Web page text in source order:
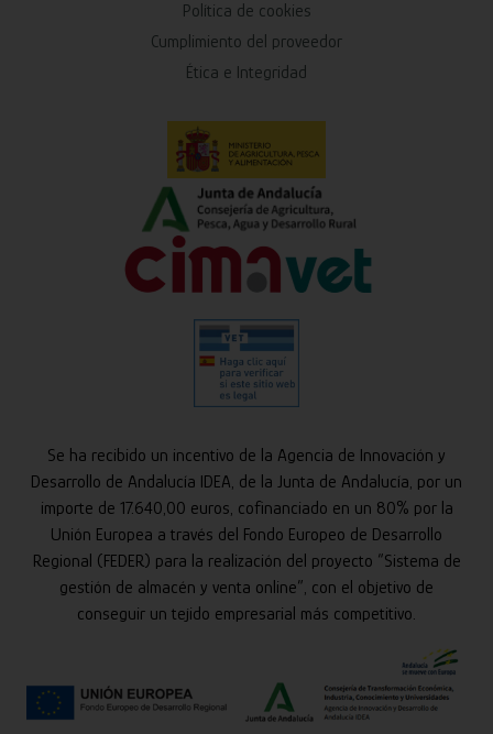
Política de cookies
Cumplimiento del proveedor
Ética e Integridad
Se ha recibido un incentivo de la Agencia de Innovación y
Desarrollo de Andalucía IDEA, de la Junta de Andalucía, por un
importe de 17.640,00 euros, cofinanciado en un 80% por la
Unión Europea a través del Fondo Europeo de Desarrollo
Regional (FEDER) para la realización del proyecto “Sistema de
gestión de almacén y venta online”, con el objetivo de
conseguir un tejido empresarial más competitivo.